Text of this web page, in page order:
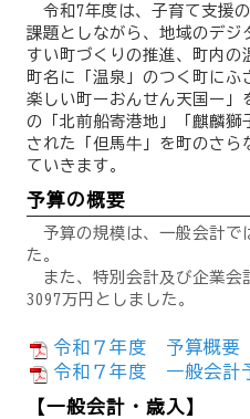
令和7年度は、子育て支援
課題としながら、地域のデジ
すい町づくりの推進、町内の
町名に「温泉」のつく町に
楽しい町ーおんせん天国ー」
の「北前船寄港地」「麒麟獅
された「但馬牛」を町のさら
ていきます。
予算の概要
予算の規模は、一般会計で
た。
また、特別会計及び企業会
3097万円としました。
令和７年度 予算概要
令和７年度 一般会計
【一般会計・歳入】